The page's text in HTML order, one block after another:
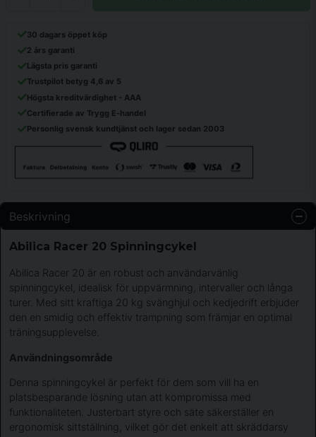
30 dagars öppet köp
2 års garanti
Lägsta pris garanti
Trustpilot betyg 4,6 av 5
Högsta kreditvärdighet - AAA
Certifierade av Trygg E-handel
Personlig svensk kundtjänst och lager sedan 2003
Beskrivning
Abilica Racer 20 Spinningcykel
Abilica Racer 20 är en robust och användarvänlig
spinningcykel, idealisk för uppvärmning, intervaller och långa
turer. Med sitt kraftiga 20 kg svänghjul och kedjedrift erbjuder
den en smidig och effektiv trampning som främjar en optimal
träningsupplevelse.
Användningsområde
Denna spinningcykel är perfekt för dem som vill ha en
platsbesparande lösning utan att kompromissa med
funktionaliteten. Justerbart styre och säte säkerställer en
ergonomisk sittställning, vilket gör det enkelt att skräddarsy